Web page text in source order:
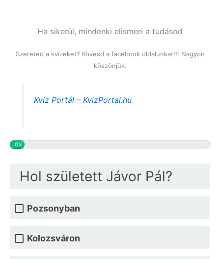
Ha sikerül, mindenki elismeri a tudásod
Szereted a kvízeket? Kövesd a facebook oldalunkat!!! Nagyon
köszönjük.
Kvíz Portál – KvizPortal.hu
0%
Hol született Jávor Pál?
Pozsonyban
Kolozsváron